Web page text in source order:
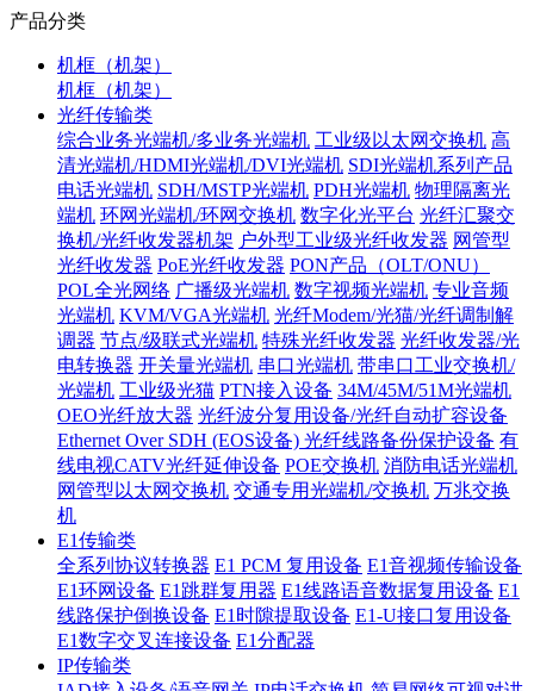
产品分类
机框（机架）
机框（机架）
光纤传输类
综合业务光端机/多业务光端机 工业级以太网交换机 高
清光端机/HDMI光端机/DVI光端机 SDI光端机系列产品
电话光端机 SDH/MSTP光端机 PDH光端机 物理隔离光
端机 环网光端机/环网交换机 数字化光平台 光纤汇聚交
换机/光纤收发器机架 户外型工业级光纤收发器 网管型
光纤收发器 PoE光纤收发器 PON产品（OLT/ONU）
POL全光网络 广播级光端机 数字视频光端机 专业音频
光端机 KVM/VGA光端机 光纤Modem/光猫/光纤调制解
调器 节点/级联式光端机 特殊光纤收发器 光纤收发器/光
电转换器 开关量光端机 串口光端机 带串口工业交换机/
光端机 工业级光猫 PTN接入设备 34M/45M/51M光端机
OEO光纤放大器 光纤波分复用设备/光纤自动扩容设备
Ethernet Over SDH (EOS设备) 光纤线路备份保护设备 有
线电视CATV光纤延伸设备 POE交换机 消防电话光端机
网管型以太网交换机 交通专用光端机/交换机 万兆交换
机
E1传输类
全系列协议转换器 E1 PCM 复用设备 E1音视频传输设备
E1环网设备 E1跳群复用器 E1线路语音数据复用设备 E1
线路保护倒换设备 E1时隙提取设备 E1-U接口复用设备
E1数字交叉连接设备 E1分配器
IP传输类